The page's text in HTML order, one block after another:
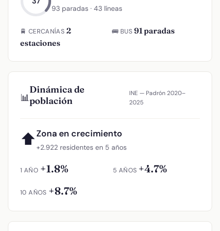
93 paradas · 43 líneas
🚆 CERCANÍAS 2
estaciones
🚌 BUS 91 paradas
📊
Dinámica de
población
INE — Padrón 2020–
2025
⬆Zona en crecimiento
+2.922 residentes en 5 años
1 AÑO +1.8% 5 AÑOS +4.7%
10 AÑOS +8.7%